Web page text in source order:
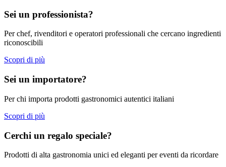
Sei un professionista?
Per chef, rivenditori e operatori professionali che cercano ingredienti
riconoscibili
Scopri di più
Sei un importatore?
Per chi importa prodotti gastronomici autentici italiani
Scopri di più
Cerchi un regalo speciale?
Prodotti di alta gastronomia unici ed eleganti per eventi da ricordare